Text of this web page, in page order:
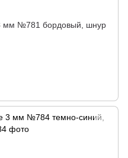
мм №781 бордовый, шнур